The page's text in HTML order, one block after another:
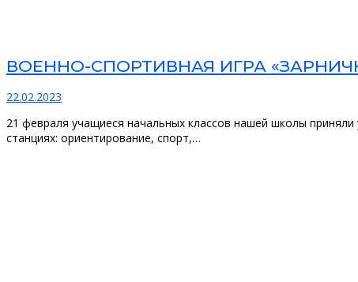
ВОЕННО-СПОРТИВНАЯ ИГРА
22.02.2023
21 февраля учащиеся начальных классов нашей школы
станциях: ориентирование, спорт,…